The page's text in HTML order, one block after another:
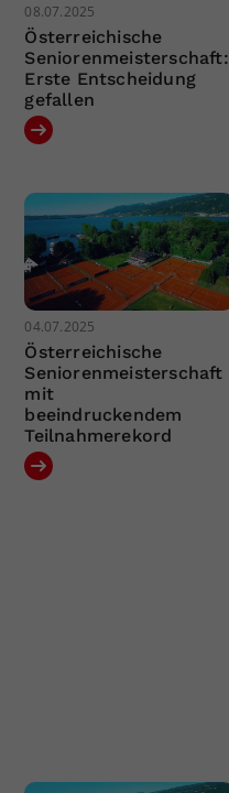
08.07.2025
Österreichische
Seniorenmeisterschaft:
Erste Entscheidung
gefallen
04.07.2025
Österreichische
Seniorenmeisterschaft
mit
beeindruckendem
Teilnahmerekord